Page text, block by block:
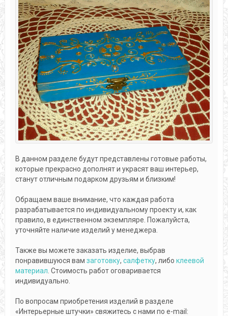
В данном разделе будут представлены готовые работы,
которые прекрасно дополнят и украсят ваш интерьер,
станут отличным подарком друзьям и близким!
Обращаем ваше внимание, что каждая работа
разрабатывается по индивидуальному проекту и, как
правило, в единственном экземпляре. Пожалуйста,
уточняйте наличие изделий у менеджера.
Также вы можете заказать изделие, выбрав
понравившуюся вам заготовку, салфетку, либо клеевой
материал . Стоимость работ оговаривается
индивидуально.
По вопросам приобретения изделий в разделе
«Интерьерные штучки» свяжитесь с нами по e-mail: